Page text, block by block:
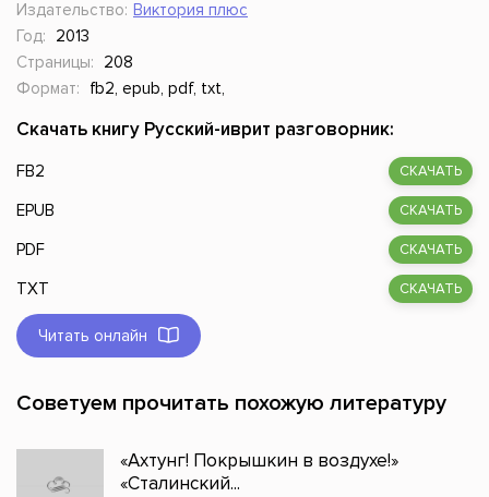
Издательство: Виктория плюс
Год:
2013
Страницы:
208
Формат:
fb2, epub, pdf, txt,
Скачать книгу Русский-иврит разговорник:
FB2 СКАЧАТЬ
EPUB СКАЧАТЬ
PDF СКАЧАТЬ
TXT СКАЧАТЬ
Читать онлайн
Советуем прочитать похожую литературу
«Ахтунг! Покрышкин в воздухе!»
«Сталинский...